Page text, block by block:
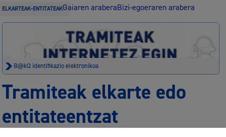
ELKARTEAK-ENTITATEAKGaiaren araberaBizi-egoeraren arabera
B@kQ identifikazio elektronikoa
Tramiteak elkarte edo
entitateentzat